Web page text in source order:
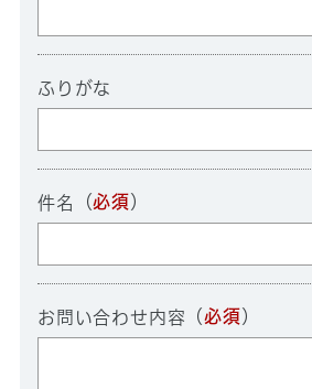
ふりがな
件名 （必須 ）
お問い合わせ内容 （必須 ）